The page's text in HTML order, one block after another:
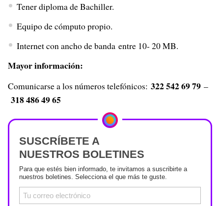
Tener diploma de Bachiller.
Equipo de cómputo propio.
Internet con ancho de banda entre 10- 20 MB.
Mayor información:
Comunicarse a los números telefónicos: 322 542 69 79 –
318 486 49 65
SUSCRÍBETE A
NUESTROS BOLETINES
Para que estés bien informado, te invitamos a suscribirte a
nuestros boletines. Selecciona el que más te guste.